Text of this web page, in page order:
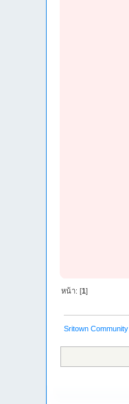
หน้า: [1]
Sritown Community